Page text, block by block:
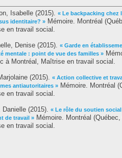
Isabelle (2015). « Le backpacking chez
identitaire? » Mémoire. Montréal
en travail social.
Denise (2015). « Garde en
mentale : point de vue des familles »
à Montréal, Maîtrise en travail social.
(2015). « Action collective et
antiautoritaires » Mémoire. Montréal
en travail social.
Danielle (2015). « Le rôle du soutien
de travail » Mémoire. Montréal
en travail social.